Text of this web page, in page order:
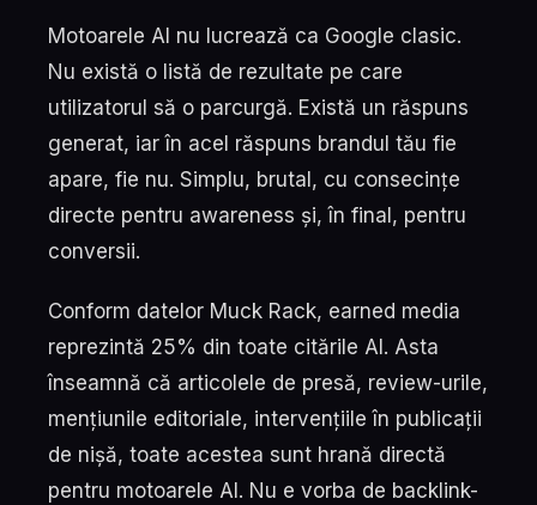
Motoarele AI nu lucrează ca Google clasic.
Nu există o listă de rezultate pe care
utilizatorul să o parcurgă. Există un răspuns
generat, iar în acel răspuns brandul tău fie
apare, fie nu. Simplu, brutal, cu consecințe
directe pentru awareness și, în final, pentru
conversii.
Conform datelor Muck Rack, earned media
reprezintă 25% din toate citările AI. Asta
înseamnă că articolele de presă, review-urile,
mențiunile editoriale, intervențiile în publicații
de nișă, toate acestea sunt hrană directă
pentru motoarele AI. Nu e vorba de backlink-